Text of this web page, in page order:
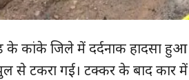
के कांके जिले में दर्दनाक हादसा
पुल से टकरा गई। टक्कर के बाद